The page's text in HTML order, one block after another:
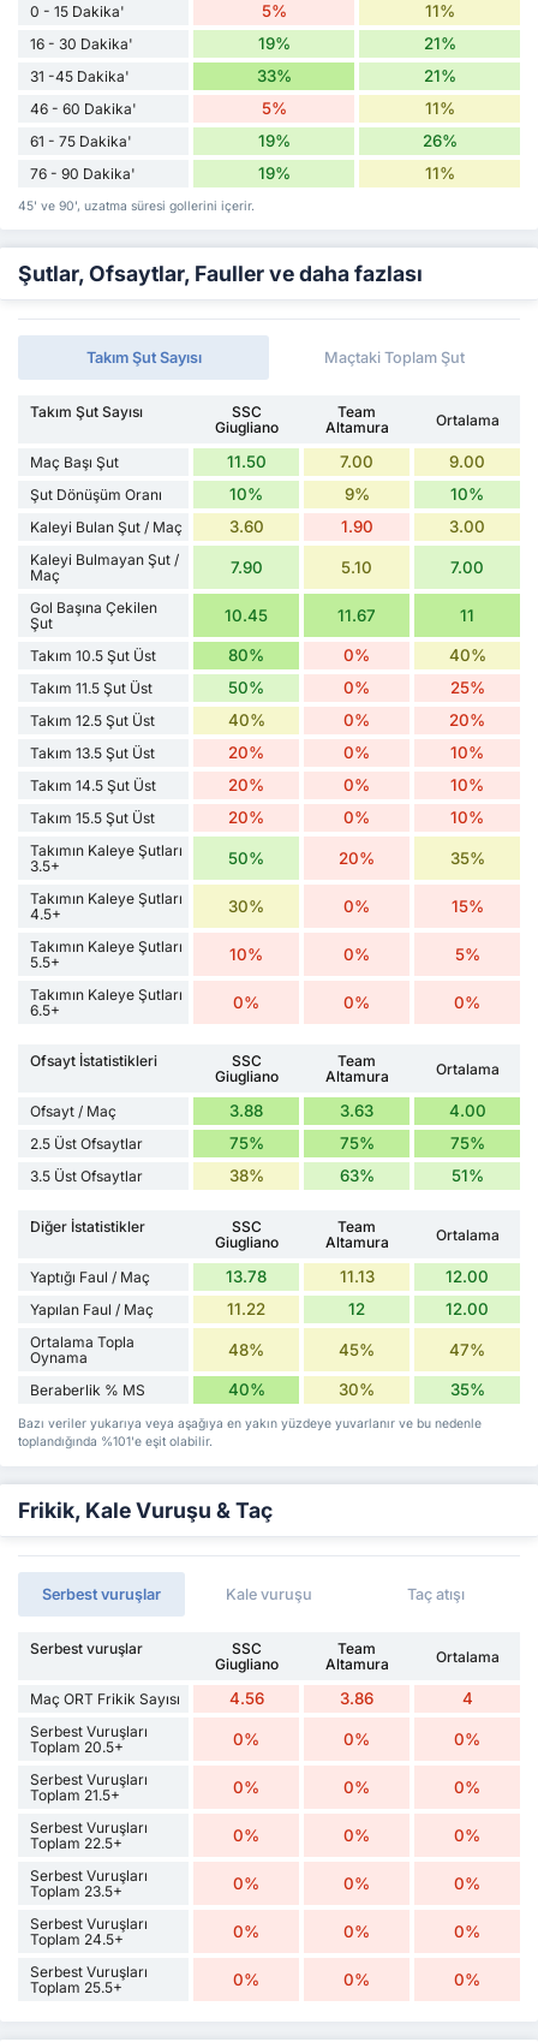
0 - 15 Dakika'
5% 11%
16 - 30 Dakika' 19% 21%
31 -45 Dakika' 33% 21%
46 - 60 Dakika' 5% 11%
61 - 75 Dakika' 19% 26%
76 - 90 Dakika' 19% 11%
45' ve 90', uzatma süresi gollerini içerir.
Şutlar, Ofsaytlar, Fauller ve daha fazlası
Takım Şut Sayısı Maçtaki Toplam Şut
Takım Şut Sayısı
SSC
Giugliano
Team
Altamura
Ortalama
Maç Başı Şut 11.50 7.00 9.00
Şut Dönüşüm Oranı 10% 9% 10%
Kaleyi Bulan Şut / Maç 3.60 1.90 3.00
Kaleyi Bulmayan Şut /
Maç
7.90 5.10 7.00
Gol Başına Çekilen
Şut
10.45 11.67 11
Takım 10.5 Şut Üst 80% 0% 40%
Takım 11.5 Şut Üst 50% 0% 25%
Takım 12.5 Şut Üst 40% 0% 20%
Takım 13.5 Şut Üst 20% 0% 10%
Takım 14.5 Şut Üst 20% 0% 10%
Takım 15.5 Şut Üst 20% 0% 10%
Takımın Kaleye Şutları
3.5+
50% 20% 35%
Takımın Kaleye Şutları
4.5+
30% 0% 15%
Takımın Kaleye Şutları
5.5+
10% 0% 5%
Takımın Kaleye Şutları
6.5+
0% 0% 0%
Ofsayt İstatistikleri
SSC
Giugliano
Team
Altamura
Ortalama
Ofsayt / Maç 3.88 3.63 4.00
2.5 Üst Ofsaytlar 75% 75% 75%
3.5 Üst Ofsaytlar 38% 63% 51%
Diğer İstatistikler
SSC
Giugliano
Team
Altamura
Ortalama
Yaptığı Faul / Maç 13.78 11.13 12.00
Yapılan Faul / Maç 11.22 12 12.00
Ortalama Topla
Oynama
48% 45% 47%
Beraberlik % MS 40% 30% 35%
Bazı veriler yukarıya veya aşağıya en yakın yüzdeye yuvarlanır ve bu nedenle
toplandığında %101'e eşit olabilir.
Frikik, Kale Vuruşu & Taç
Serbest vuruşlar Kale vuruşu Taç atışı
Serbest vuruşlar
SSC
Giugliano
Team
Altamura
Ortalama
Maç ORT Frikik Sayısı 4.56 3.86 4
Serbest Vuruşları
Toplam 20.5+
0% 0% 0%
Serbest Vuruşları
Toplam 21.5+
0% 0% 0%
Serbest Vuruşları
Toplam 22.5+
0% 0% 0%
Serbest Vuruşları
Toplam 23.5+
0% 0% 0%
Serbest Vuruşları
Toplam 24.5+
0% 0% 0%
Serbest Vuruşları
Toplam 25.5+
0% 0% 0%